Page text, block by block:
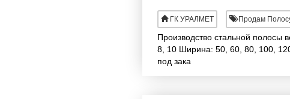
ГК УРАЛМЕТ Продам
Производство стальной полосы
8, 10 Ширина: 50, 60, 80, 100,
под зака